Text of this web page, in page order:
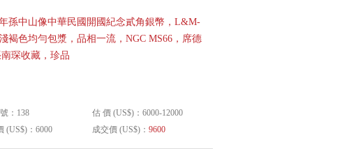
孫中山像中華民國開國紀念貳角銀幣，L&M-
褐色均勻包漿，品相一流，NGC MS66，席德
琛收藏，珍品
：138
估 價 (US$)：6000-12000
(US$)：6000
成交價 (US$)： 9600